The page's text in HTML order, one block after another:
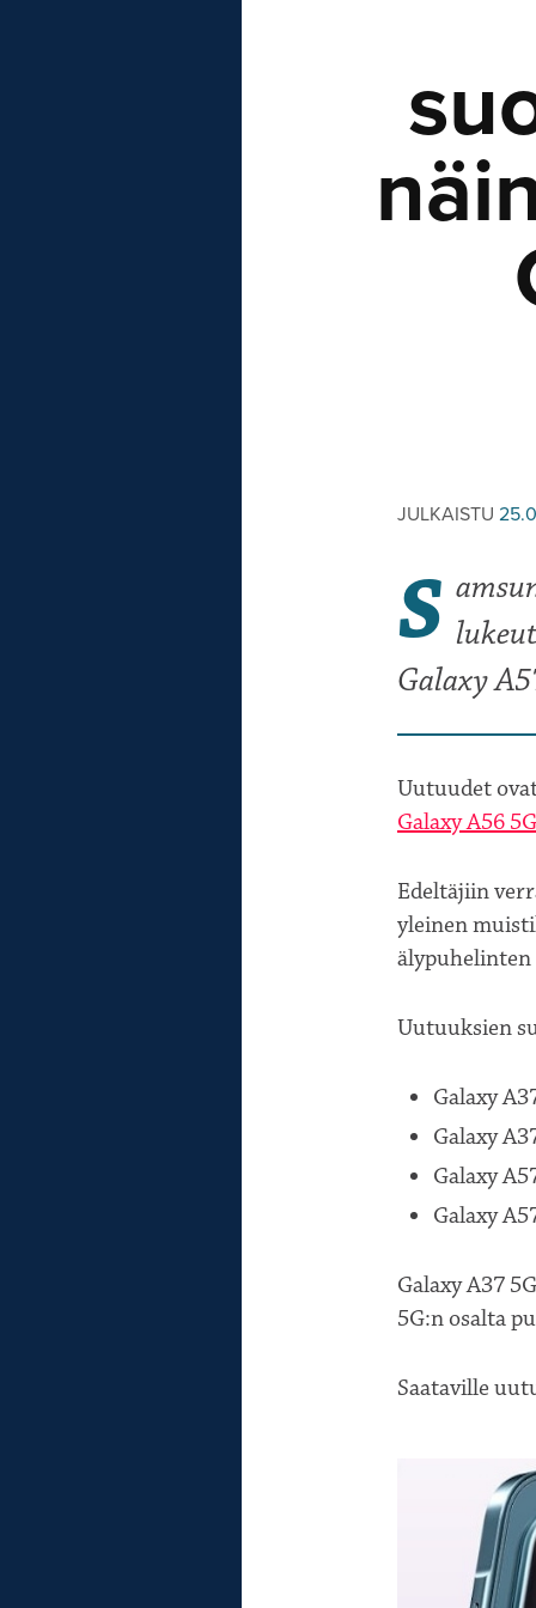
JULKAISTU
S
Galaxy
Uutuudet
Galaxy A56
Edeltäjiin
yleinen
älypuhelinten
Uutuuksien
Galaxy
Galaxy
Galaxy
Galaxy
Galaxy A37
5G:n osalta
Saataville